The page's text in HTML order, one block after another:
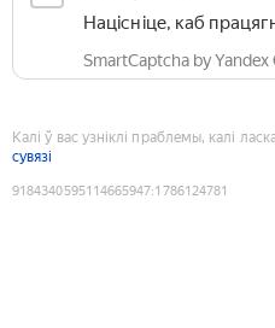
Націсніце, каб
SmartCaptcha by Yandex
Калі ў вас узніклі праблемы, калі
сувязі
9184340595114665947:1786124781